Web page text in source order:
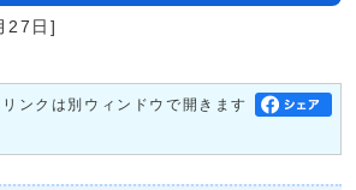
27日]
ンクは別ウィンドウで開きます